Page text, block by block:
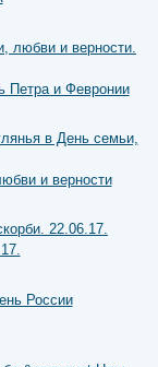
Петра и Февронии
и верности